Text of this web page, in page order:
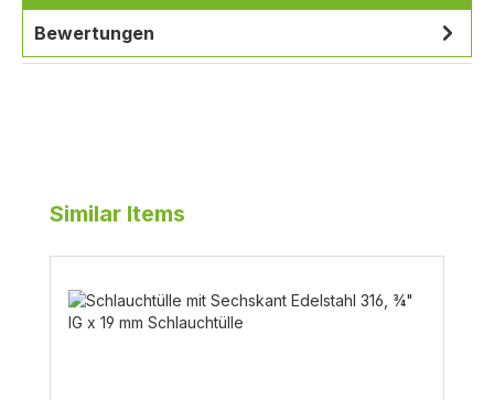
Bewertungen
Produktgalerie überspringen
Similar Items